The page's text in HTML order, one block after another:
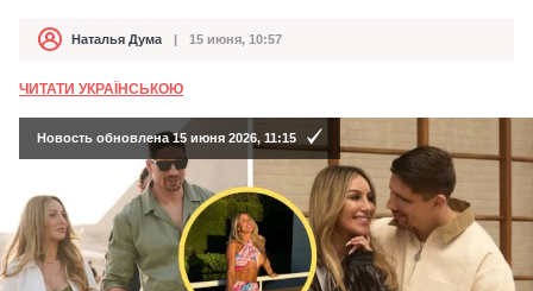
АвторНаталья Дума
Дата публикации 15 июня, 10:57
ЧИТАТИ УКРАЇНСЬКОЮ
Новость обновлена 15 июня 2026, 11:15